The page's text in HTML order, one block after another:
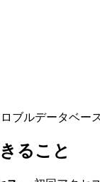
ブルデータベー
ること